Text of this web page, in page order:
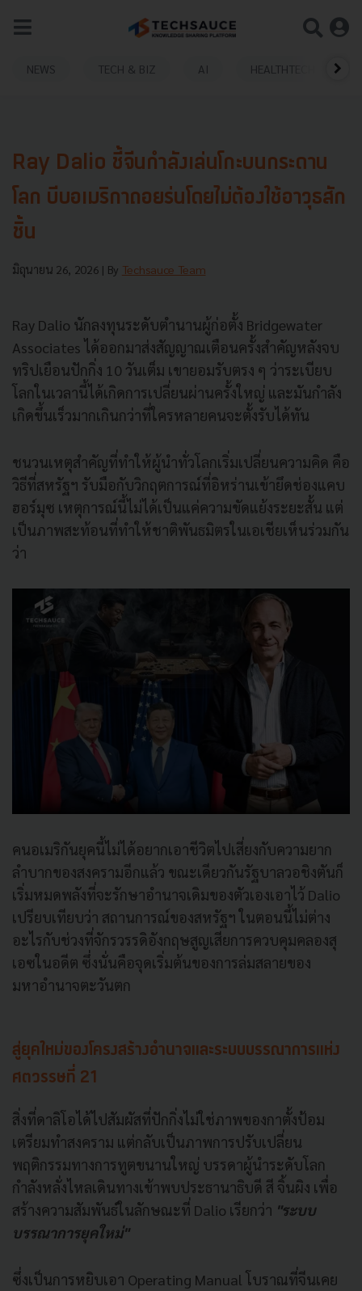
NEWS TECH & BIZ AI HEALTHTECH
Ray Dalio ชี้จีนกำลังเล่นโกะบนกระดาน
โลก บีบอเมริกาถอยร่นโดยไม่ต้องใช้อาวุธสัก
ชิ้น
มิถุนายน 26, 2026 | By Techsauce Team
Ray Dalio นักลงทุนระดับตำนานผู้ก่อตั้ง Bridgewater
Associates ได้ออกมาส่งสัญญาณเตือนครั้งสำคัญหลังจบ
ทริปเยือนปักกิ่ง 10 วันเต็ม เขายอมรับตรง ๆ ว่าระเบียบ
โลกในเวลานี้ได้เกิดการเปลี่ยนผ่านครั้งใหญ่ และมันกำลัง
เกิดขึ้นเร็วมากเกินกว่าที่ใครหลายคนจะตั้งรับได้ทัน
ชนวนเหตุสำคัญที่ทำให้ผู้นำทั่วโลกเริ่มเปลี่ยนความคิด คือ
วิธีที่สหรัฐฯ รับมือกับวิกฤตการณ์ที่อิหร่านเข้ายึดช่องแคบ
ฮอร์มุซ เหตุการณ์นี้ไม่ได้เป็นแค่ความขัดแย้งระยะสั้น แต่
เป็นภาพสะท้อนที่ทำให้ชาติพันธมิตรในเอเชียเห็นร่วมกัน
ว่า
คนอเมริกันยุคนี้ไม่ได้อยากเอาชีวิตไปเสี่ยงกับความยาก
ลำบากของสงครามอีกแล้ว ขณะเดียวกันรัฐบาลวอชิงตันก็
เริ่มหมดพลังที่จะรักษาอำนาจเดิมของตัวเองเอาไว้ Dalio
เปรียบเทียบว่า สถานการณ์ของสหรัฐฯ ในตอนนี้ไม่ต่าง
อะไรกับช่วงที่จักรวรรดิอังกฤษสูญเสียการควบคุมคลองสุ
เอซในอดีต ซึ่งนั่นคือจุดเริ่มต้นของการล่มสลายของ
มหาอำนาจตะวันตก
สู่ยุคใหม่ของโครงสร้างอำนาจและระบบบรรณาการแห่ง
ศตวรรษที่ 21
สิ่งที่ดาลิโอได้ไปสัมผัสที่ปักกิ่งไม่ใช่ภาพของกาตั้งป้อม
เตรียมทำสงคราม แต่กลับเป็นภาพการปรับเปลี่ยน
พฤติกรรมทางการทูตขนานใหญ่ บรรดาผู้นำระดับโลก
กำลังหลั่งไหลเดินทางเข้าพบประธานาธิบดี สี จิ้นผิง เพื่อ
สร้างความสัมพันธ์ในลักษณะที่ Dalio เรียกว่า "ระบบ
บรรณาการยุคใหม่"
ซึ่งเป็นการหยิบเอา Operating Manual โบราณที่จีนเคย